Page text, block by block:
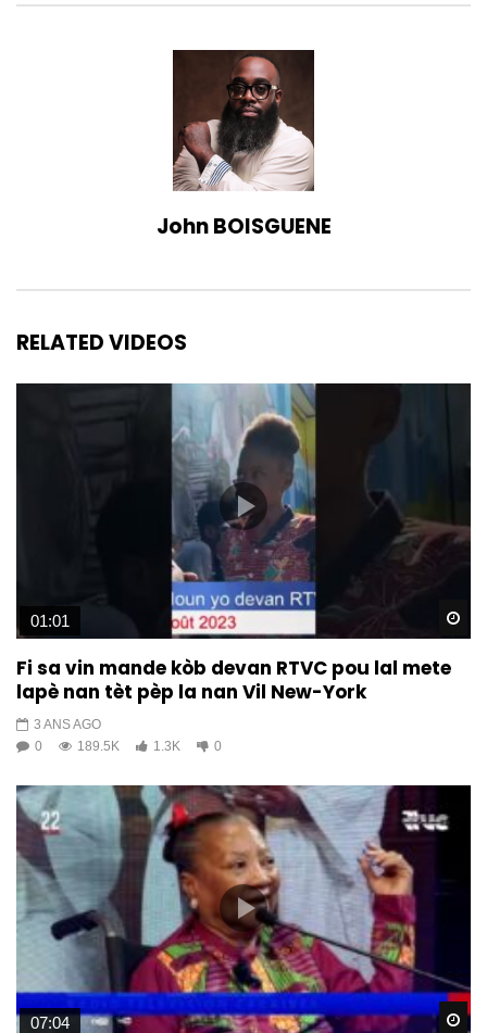
John BOISGUENE
RELATED VIDEOS
01:01
Fi sa vin mande kòb devan RTVC pou lal mete
lapè nan tèt pèp la nan Vil New-York
3 ANS AGO
0
189.5K 1.3K 0
07:04